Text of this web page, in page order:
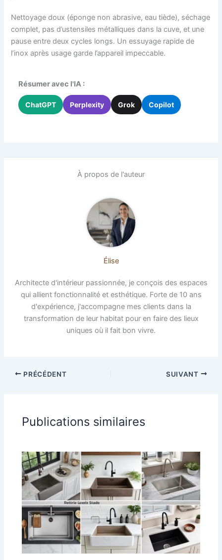
Nettoyage doux (éponge non abrasive, eau tiède), séchage
complet, pas d’ustensiles métalliques dans la cuve, et une
pause entre deux cycles longs. Un essuyage rapide de
l’inox après usage garde l’appareil impeccable.
Résumer avec l'IA :
ChatGPT Perplexity Grok Copilot
À propos de l'auteur
Élise
Architecte d'intérieur passionnée, je conçois des espaces
qui allient fonctionnalité et esthétique. Forte de 10 ans
d'expérience, j'accompagne mes clients dans la
transformation de leur habitat pour en faire des lieux
uniques où il fait bon vivre.
PRÉCÉDENT SUIVANT
Publications similaires